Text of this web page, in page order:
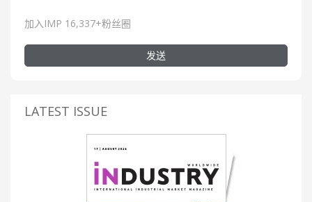
加入IMP 16,337+粉丝圈
发送
LATEST ISSUE